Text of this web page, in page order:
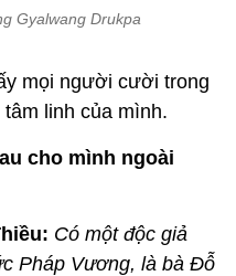
Gyalwang Drukpa
mọi người cười trong
linh của mình.
cho mình ngoài
Có một độc giả
Pháp Vương, là bà Đỗ